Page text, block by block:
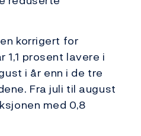
korrigert for
1,1 prosent lavere i
i år enn i de tre
Fra juli til august
med 0,8